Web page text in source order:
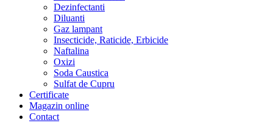
Dezinfectanti
Diluanti
Gaz lampant
Insecticide, Raticide, Erbicide
Naftalina
Oxizi
Soda Caustica
Sulfat de Cupru
Certificate
Magazin online
Contact